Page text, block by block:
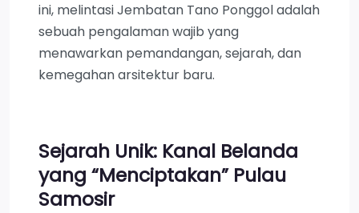
ini, melintasi Jembatan Tano Ponggol adalah
sebuah pengalaman wajib yang
menawarkan pemandangan, sejarah, dan
kemegahan arsitektur baru.
Sejarah Unik: Kanal Belanda
yang “Menciptakan” Pulau
Samosir